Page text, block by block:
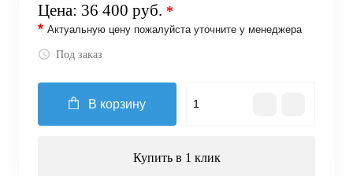
Цена: 36 400 руб. *
* Актуальную цену пожалуйста уточните у менеджера
Под заказ
В корзину
Купить в 1 клик